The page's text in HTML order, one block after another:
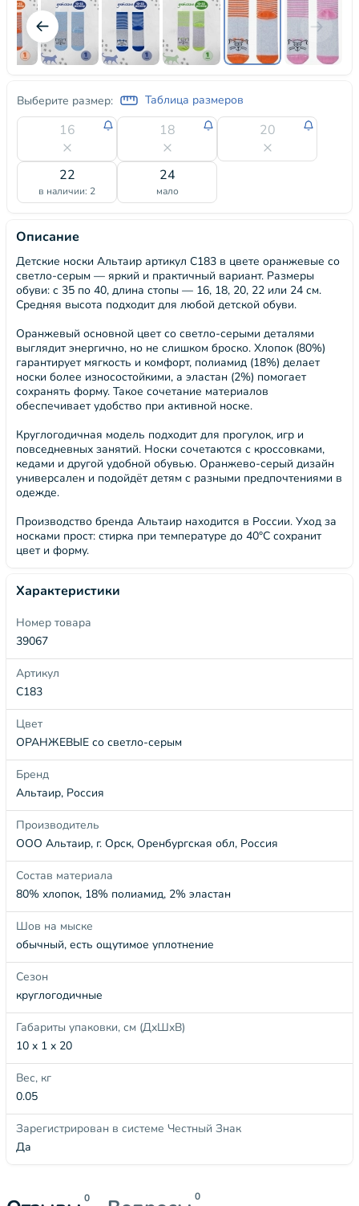
Выберите размер: Таблица размеров
16 18 20
22
в наличии: 2
24
мало
Описание
Детские носки Альтаир артикул С183 в цвете оранжевые со
светло-серым — яркий и практичный вариант. Размеры
обуви: с 35 по 40, длина стопы — 16, 18, 20, 22 или 24 см.
Средняя высота подходит для любой детской обуви.
Оранжевый основной цвет со светло-серыми деталями
выглядит энергично, но не слишком броско. Хлопок (80%)
гарантирует мягкость и комфорт, полиамид (18%) делает
носки более износостойкими, а эластан (2%) помогает
сохранять форму. Такое сочетание материалов
обеспечивает удобство при активной носке.
Круглогодичная модель подходит для прогулок, игр и
повседневных занятий. Носки сочетаются с кроссовками,
кедами и другой удобной обувью. Оранжево-серый дизайн
универсален и подойдёт детям с разными предпочтениями в
одежде.
Производство бренда Альтаир находится в России. Уход за
носками прост: стирка при температуре до 40°C сохранит
цвет и форму.
Характеристики
Номер товара
39067
Артикул
С183
Цвет
ОРАНЖЕВЫЕ со светло-серым
Бренд
Альтаир, Россия
Производитель
ООО Альтаир, г. Орск, Оренбургская обл, Россия
Состав материала
80% хлопок, 18% полиамид, 2% эластан
Шов на мыске
обычный, есть ощутимое уплотнение
Сезон
круглогодичные
Габариты упаковки, см (ДхШхВ)
10 x 1 x 20
Вес, кг
0.05
Зарегистрирован в системе Честный Знак
Да
0 0